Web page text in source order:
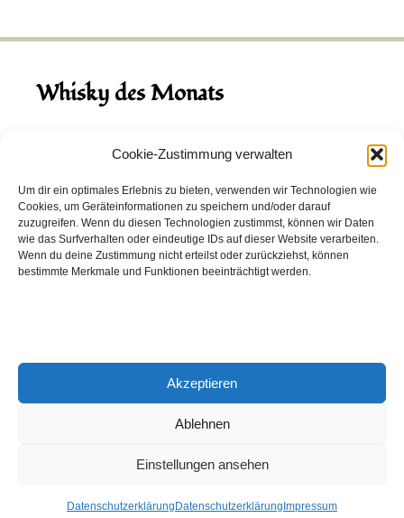
Cookie-Zustimmung verwalten
Um dir ein optimales Erlebnis zu bieten, verwenden wir Technologien wie
Cookies, um Geräteinformationen zu speichern und/oder darauf
zuzugreifen. Wenn du diesen Technologien zustimmst, können wir Daten
wie das Surfverhalten oder eindeutige IDs auf dieser Website verarbeiten.
Wenn du deine Zustimmung nicht erteilst oder zurückziehst, können
bestimmte Merkmale und Funktionen beeinträchtigt werden.
Akzeptieren
Ablehnen
Einstellungen ansehen
Datenschutzerklärung Datenschutzerklärung Impressum
Whisky des Monats
August 2026
Hinch Double Wood
Destillerie:Hinch(Irland)
Single Malt, 43.0%
Peated: Nein
Entdecke viele weitere Whiskysin unserem
in den Whiskys des Monats.
© 2026 Notenschlüssel Leverkusen |Impressum|Datenschutz